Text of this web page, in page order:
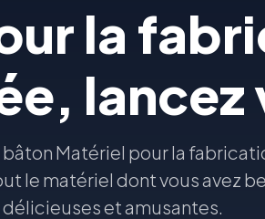
la
lancez
Matériel pour la
le matériel dont vous avez
et amusantes.